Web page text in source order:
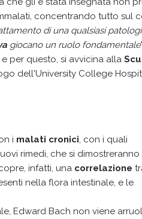
concentrando tutto sul
di una qualsiasi
giocano un ruolo fondamentale
per questo, si avvicina alla
dell'University College
i malati cronici, con i quali
rimedi, che si dimostreranno
infatti, una correlazione
nella flora intestinale, e le
Edward Bach non viene